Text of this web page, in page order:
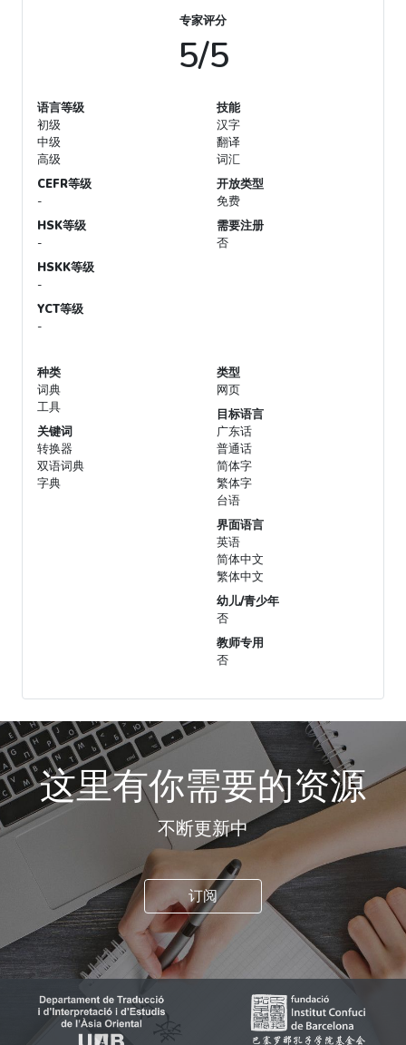
专家评分
5/5
语言等级
初级
中级
高级
CEFR等级
-
HSK等级
-
HSKK等级
-
YCT等级
-
技能
汉字
翻译
词汇
开放类型
免费
需要注册
否
种类
词典
工具
关键词
转换器
双语词典
字典
类型
网页
目标语言
广东话
普通话
简体字
繁体字
台语
界面语言
英语
简体中文
繁体中文
幼儿/青少年
否
教师专用
否
这里有你需要的资源
不断更新中
订阅